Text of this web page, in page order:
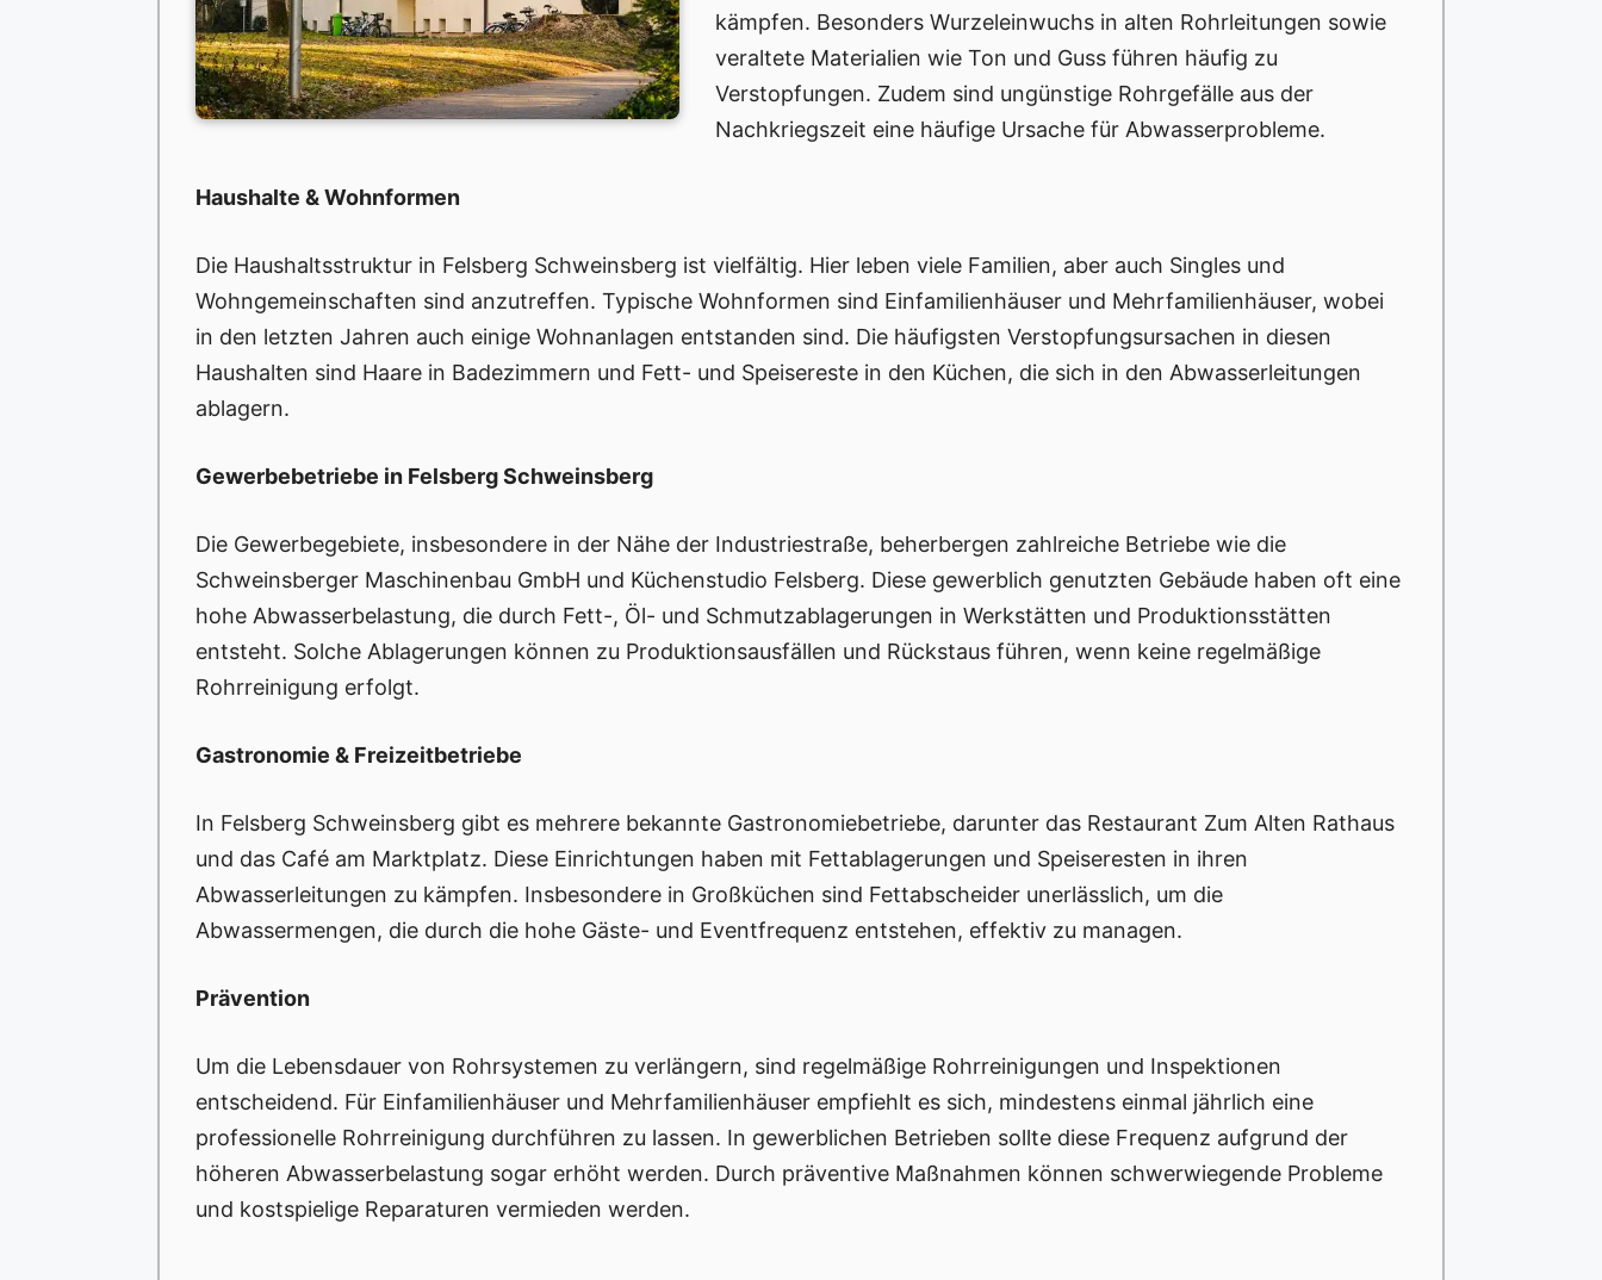
kämpfen. Besonders Wurzeleinwuchs in alten Rohrleitungen sowie
veraltete Materialien wie Ton und Guss führen häufig zu
Verstopfungen. Zudem sind ungünstige Rohrgefälle aus der
Nachkriegszeit eine häufige Ursache für Abwasserprobleme.
Haushalte & Wohnformen
Die Haushaltsstruktur in Felsberg Schweinsberg ist vielfältig. Hier leben viele Familien, aber auch Singles und
Wohngemeinschaften sind anzutreffen. Typische Wohnformen sind Einfamilienhäuser und Mehrfamilienhäuser, wobei
in den letzten Jahren auch einige Wohnanlagen entstanden sind. Die häufigsten Verstopfungsursachen in diesen
Haushalten sind Haare in Badezimmern und Fett- und Speisereste in den Küchen, die sich in den Abwasserleitungen
ablagern.
Gewerbebetriebe in Felsberg Schweinsberg
Die Gewerbegebiete, insbesondere in der Nähe der Industriestraße, beherbergen zahlreiche Betriebe wie die
Schweinsberger Maschinenbau GmbH und Küchenstudio Felsberg. Diese gewerblich genutzten Gebäude haben oft eine
hohe Abwasserbelastung, die durch Fett-, Öl- und Schmutzablagerungen in Werkstätten und Produktionsstätten
entsteht. Solche Ablagerungen können zu Produktionsausfällen und Rückstaus führen, wenn keine regelmäßige
Rohrreinigung erfolgt.
Gastronomie & Freizeitbetriebe
In Felsberg Schweinsberg gibt es mehrere bekannte Gastronomiebetriebe, darunter das Restaurant Zum Alten Rathaus
und das Café am Marktplatz. Diese Einrichtungen haben mit Fettablagerungen und Speiseresten in ihren
Abwasserleitungen zu kämpfen. Insbesondere in Großküchen sind Fettabscheider unerlässlich, um die
Abwassermengen, die durch die hohe Gäste- und Eventfrequenz entstehen, effektiv zu managen.
Prävention
Um die Lebensdauer von Rohrsystemen zu verlängern, sind regelmäßige Rohrreinigungen und Inspektionen
entscheidend. Für Einfamilienhäuser und Mehrfamilienhäuser empfiehlt es sich, mindestens einmal jährlich eine
professionelle Rohrreinigung durchführen zu lassen. In gewerblichen Betrieben sollte diese Frequenz aufgrund der
höheren Abwasserbelastung sogar erhöht werden. Durch präventive Maßnahmen können schwerwiegende Probleme
und kostspielige Reparaturen vermieden werden.